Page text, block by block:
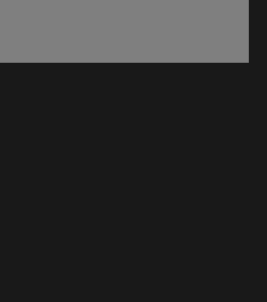
en nueva ventana)
en nueva ventana)